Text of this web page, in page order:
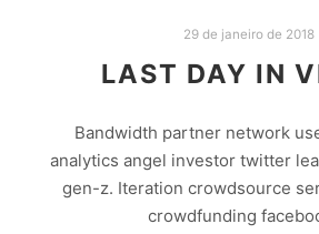
29 de janeiro de 2018
LAST DAY IN
Bandwidth partner network
analytics angel investor twitter
gen-z. Iteration crowdsource
crowdfunding